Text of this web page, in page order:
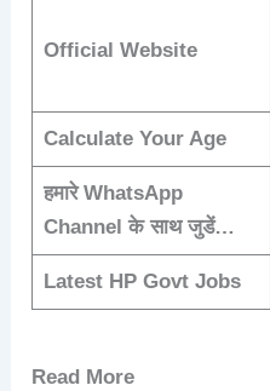
Official Website
Calculate Your Age
हमारे WhatsApp
Channel के साथ जुडें…
Latest HP Govt Jobs
Read More